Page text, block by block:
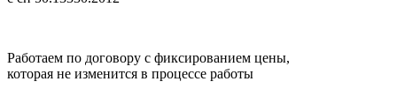
Работаем по договору с фиксированием цены,
которая не изменится в процессе работы